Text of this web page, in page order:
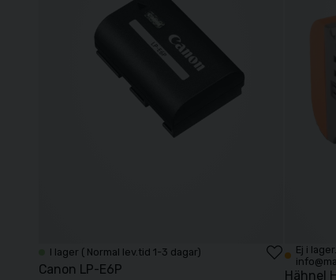
I lager ( Normal lev.tid 1-3 dagar)
Canon LP-E6P
Ej i
Hähnel
NiSi Filter UV SMC L395 67mm
Köp
Peak Design Slide Sage
990 kr